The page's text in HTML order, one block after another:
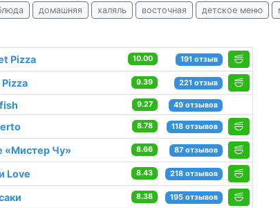
домашняя халяль восточная детское меню
Pizza 10.00 191 отзыв
Pizza 9.39 221 отзыв
9.27 49 отзывов
8.78 118 отзывов
«Мистер Чу» 8.66 87 отзывов
Love 8.43 218 отзывов
8.38 195 отзывов